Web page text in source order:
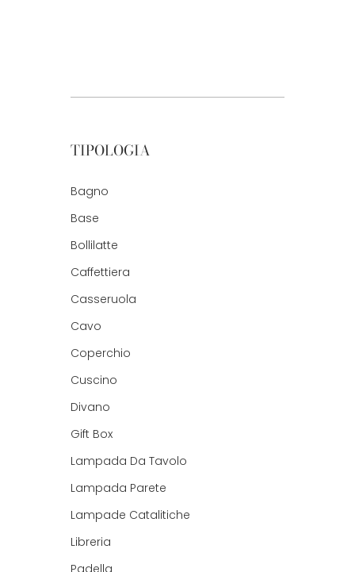
TIPOLOGIA
Bagno
Base
Bollilatte
Caffettiera
Casseruola
Cavo
Coperchio
Cuscino
Divano
Gift Box
Lampada Da Tavolo
Lampada Parete
Lampade Catalitiche
Libreria